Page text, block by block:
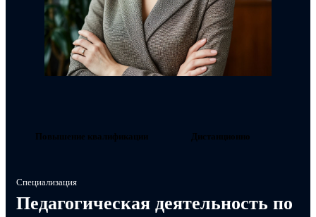
Повышение квалификации Дистанционно
Специализация
Педагогическая деятельность по